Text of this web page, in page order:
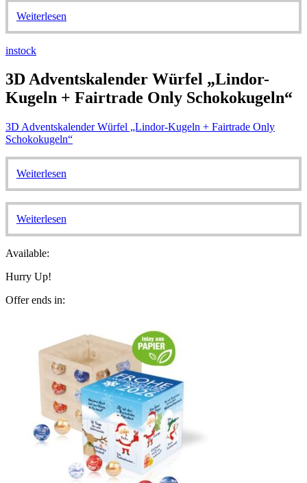
Weiterlesen
instock
3D Adventskalender Würfel „Lindor-
Kugeln + Fairtrade Only Schokokugeln“
3D Adventskalender Würfel „Lindor-Kugeln + Fairtrade Only
Schokokugeln“
Weiterlesen
Weiterlesen
Available:
Hurry Up!
Offer ends in: